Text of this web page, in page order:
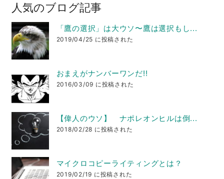
人気のブログ記事
「鷹の選択」は大ウソ〜鷹は選択もし...
2019/04/25 に投稿された
おまえがナンバーワンだ!!
2016/03/09 に投稿された
【偉人のウソ】 ナポレオンヒルは倒...
2018/02/28 に投稿された
マイクロコピーライティングとは？
2019/02/19 に投稿された